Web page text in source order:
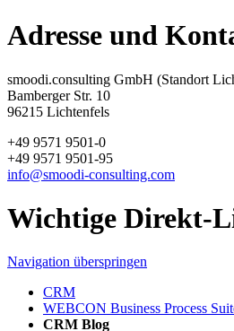
Adresse und
smoodi.consulting GmbH (Standort
Bamberger Str. 10
96215 Lichtenfels
+49 9571 9501-0
+49 9571 9501-95
info@smoodi-consulting.com
Wichtige Direkt-
Navigation überspringen
CRM
WEBCON Business Process
CRM Blog